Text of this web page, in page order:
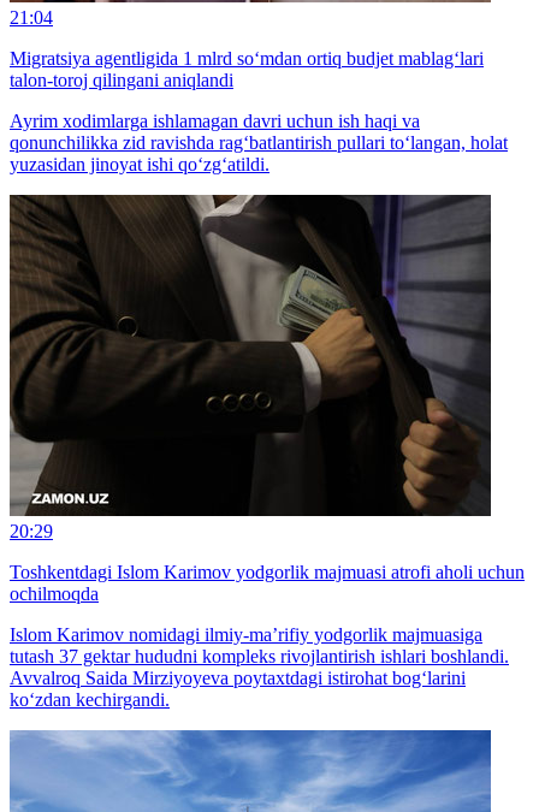
21:04
Migratsiya agentligida 1 mlrd so‘mdan ortiq budjet mablag‘lari
talon-toroj qilingani aniqlandi
Ayrim xodimlarga ishlamagan davri uchun ish haqi va
qonunchilikka zid ravishda rag‘batlantirish pullari to‘langan, holat
yuzasidan jinoyat ishi qo‘zg‘atildi.
20:29
Toshkentdagi Islom Karimov yodgorlik majmuasi atrofi aholi uchun
ochilmoqda
Islom Karimov nomidagi ilmiy-ma’rifiy yodgorlik majmuasiga
tutash 37 gektar hududni kompleks rivojlantirish ishlari boshlandi.
Avvalroq Saida Mirziyoyeva poytaxtdagi istirohat bog‘larini
ko‘zdan kechirgandi.